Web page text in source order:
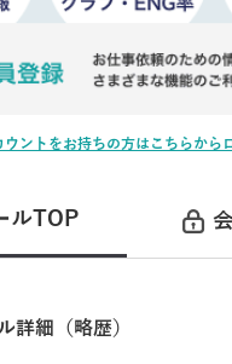
ウントをお持ちの方はこちらから
ルTOP
詳細（略歴）